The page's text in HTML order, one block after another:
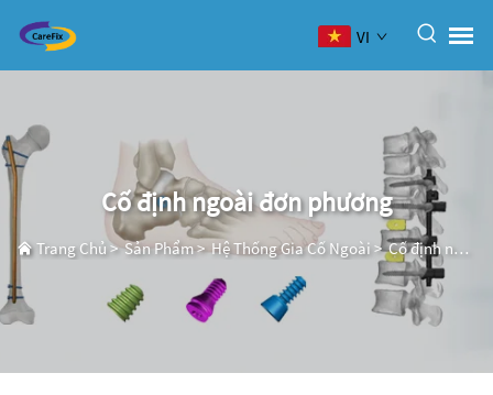
VI
Cố định ngoài đơn phương
Trang Chủ>Sản Phẩm>Hệ Thống Gia Cố Ngoài>Cố định ngoài đơn phương